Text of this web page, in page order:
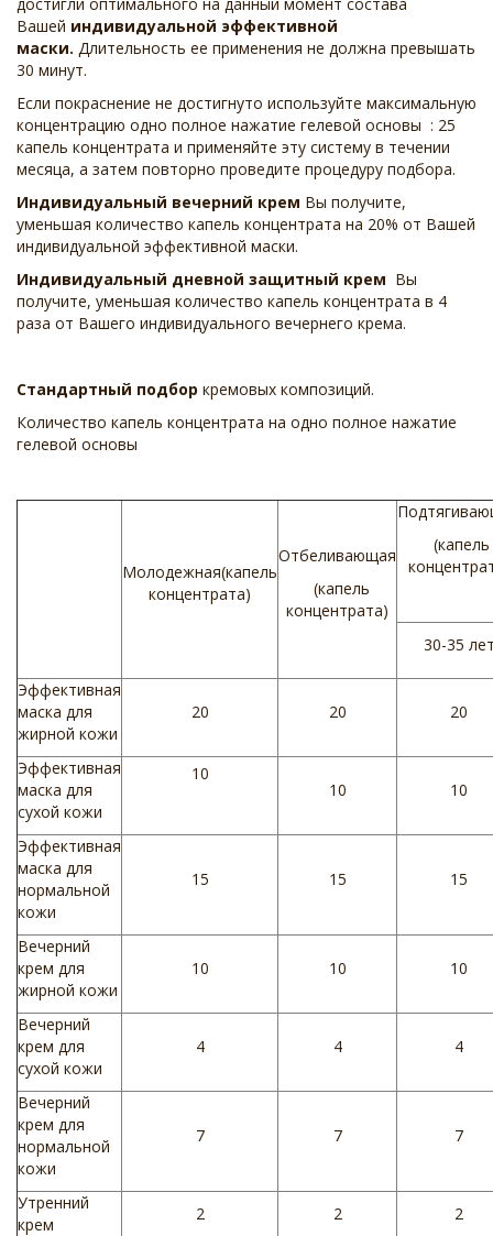
Вашей индивидуальной эффективной
маски. Длительность ее применения не должна превышать
30 минут.
Если покраснение не достигнуто используйте максимальную
концентрацию одно полное нажатие гелевой основы : 25
капель концентрата и применяйте эту систему в течении
месяца, а затем повторно проведите процедуру подбора.
Индивидуальный вечерний крем Вы получите,
уменьшая количество капель концентрата на 20% от Вашей
индивидуальной эффективной маски.
Индивидуальный дневной защитный крем Вы
получите, уменьшая количество капель концентрата в 4
раза от Вашего индивидуального вечернего крема.
Стандартный подбор кремовых композиций.
Количество капель концентрата на одно полное нажатие
гелевой основы
Молодежная(капель
концентрата)
Отбеливающая
(капель
концентрата)
(капель
30-35
Эффективная
маска для
жирной кожи
20 20 20
Эффективная
маска для
сухой кожи
10
10 10
Эффективная
маска для
нормальной
кожи
15 15 15
Вечерний
крем для
жирной кожи
10 10 10
Вечерний
крем для
сухой кожи
4 4 4
Вечерний
крем для
нормальной
кожи
7 7 7
Утренний
крем
2 2 2